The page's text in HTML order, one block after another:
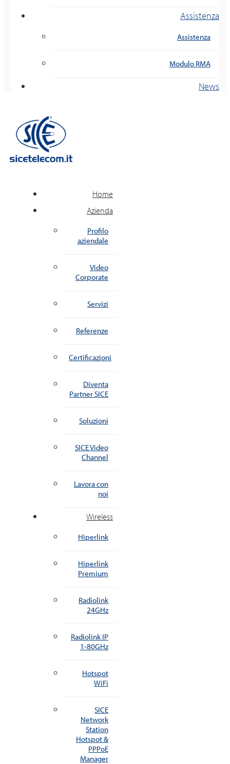
Assistenza
Assistenza
Modulo RMA
News
Home
Azienda
Profilo
aziendale
Video
Corporate
Servizi
Referenze
Certificazioni
Diventa
Partner SICE
Soluzioni
SICE Video
Channel
Lavora con
noi
Wireless
Hiperlink
Hiperlink
Premium
Radiolink
24GHz
Radiolink IP
1-80GHz
Hotspot
WiFi
SICE
Network
Station
Hotspot &
PPPoE
Manager